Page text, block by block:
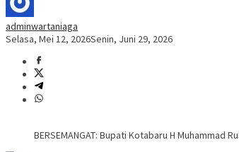
adminwartaniaga
Selasa, Mei 12, 2026Senin, Juni 29, 2026
BERSEMANGAT: Bupati Kotabaru H Muhammad